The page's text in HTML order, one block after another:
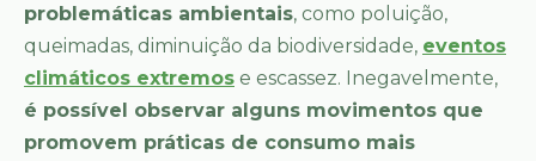
problemáticas ambientais, como poluição,
queimadas, diminuição da biodiversidade, eventos
climáticos extremos e escassez. Inegavelmente,
é possível observar alguns movimentos que
promovem práticas de consumo mais